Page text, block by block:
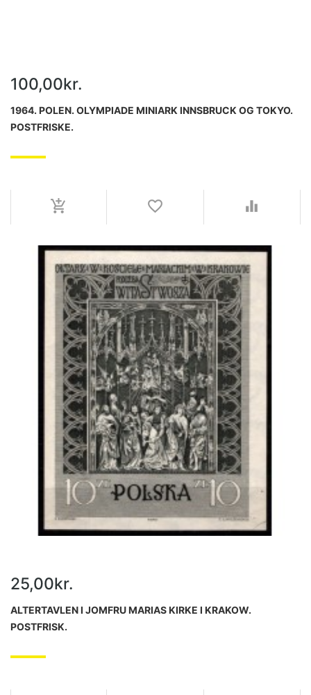
100,00kr.
1964. POLEN. OLYMPIADE MINIARK INNSBRUCK OG TOKYO.
POSTFRISKE.
25,00kr.
ALTERTAVLEN I JOMFRU MARIAS KIRKE I KRAKOW.
POSTFRISK.